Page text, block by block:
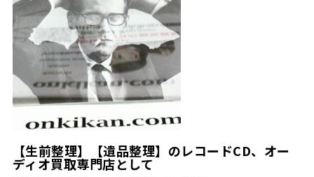
【生前整理】【遺品整理】のレコードCD、オー
ディオ買取専門店として